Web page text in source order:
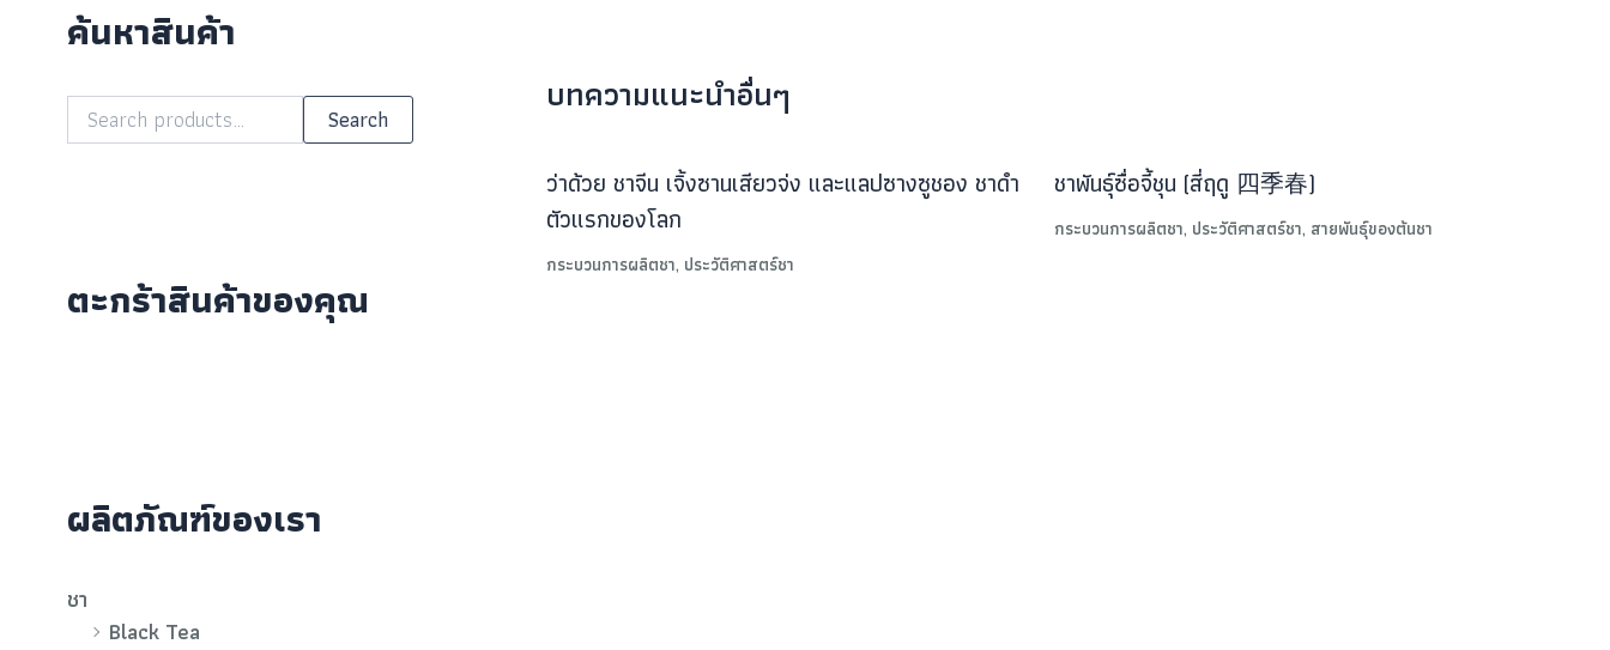
ค้นหาสินค้า
Search
ตะกร้าสินค้าของคุณ
ผลิตภัณฑ์ของเรา
ชา
Black Tea
บทความแนะนำอื่นๆ
ว่าด้วย ชาจีน เจิ้งซานเสียวจ่ง และแลปซางซูชอง ชาดำ
ตัวแรกของโลก
กระบวนการผลิตชา, ประวัติศาสตร์ชา
ชาพันธุ์ซื่อจี้ชุน (สี่ฤดู 四季春)
กระบวนการผลิตชา, ประวัติศาสตร์ชา, สายพันธุ์ของต้นชา